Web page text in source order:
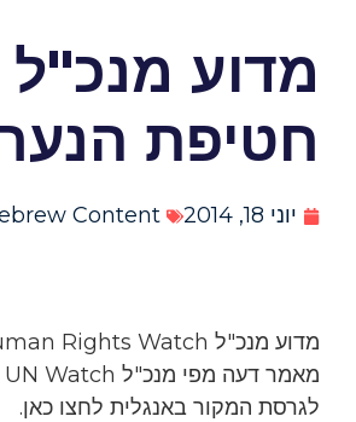
חטיפת
יוני 18, 2014 Content
מדוע מנכ"ל Human Rights Watch קן רות' לא מגנה את חטיפת הנערים הישראליים?
מאמר דעה מפי מנכ"ל UN Watch הלל נוייר.
לגרסת המקור באנגלית לחצו כאן.